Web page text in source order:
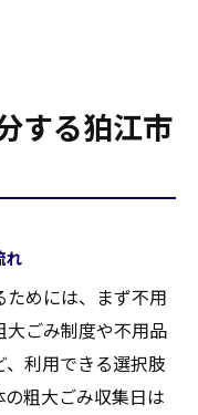
する狛江市
れ
めには、まず不用
ごみ制度や不用品
利用できる選択肢
粗大ごみ収集日は